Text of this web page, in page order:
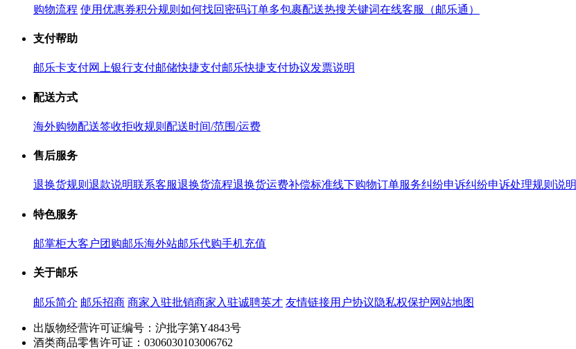
购物流程 使用优惠券积分规则 如何找回密码订单多包裹配送热搜关键词在线客服（邮乐通）
支付帮助
邮乐卡支付网上银行支付邮储快捷支付邮乐快捷支付协议发票说明
配送方式
海外购物配送签收拒收规则 配送时间/范围/运费
售后服务
退换货规则 退款说明联系客服退换货流程退换货运费补偿标准线下购物订单服务纠纷申诉纠纷申诉处理规则说明
特色服务
邮掌柜大客户团购邮乐海外站邮乐代购手机充值
关于邮乐
邮乐简介 邮乐招商 商家入驻批销商家入驻诚聘英才 友情链接用户协议隐私权保护网站地图
出版物经营许可证编号：沪批字第Y4843号
酒类商品零售许可证：0306030103006762